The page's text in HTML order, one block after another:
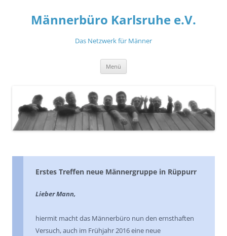
springenMännerbüro Karlsruhe e.V.
Das Netzwerk für Männer
Menü
Erstes Treffen neue Männergruppe in Rüppurr
Lieber Mann,
hiermit macht das Männerbüro nun den ernsthaften
Versuch, auch im Frühjahr 2016 eine neue